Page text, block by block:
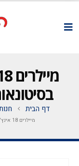
דף הבית
מיילרים 18 אינץ' מודפס *מגיע בסיטונאות חבילה של 5 יח' *